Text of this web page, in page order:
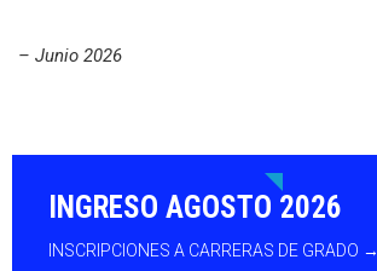
– Junio 2026
INGRESO AGOSTO 2026
INSCRIPCIONES A CARRERAS DE GRADO →